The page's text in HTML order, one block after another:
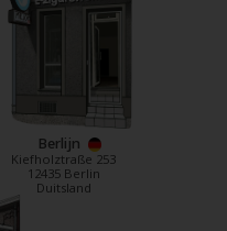
Berlijn
Kiefholztraße 253
12435 Berlin
Duitsland